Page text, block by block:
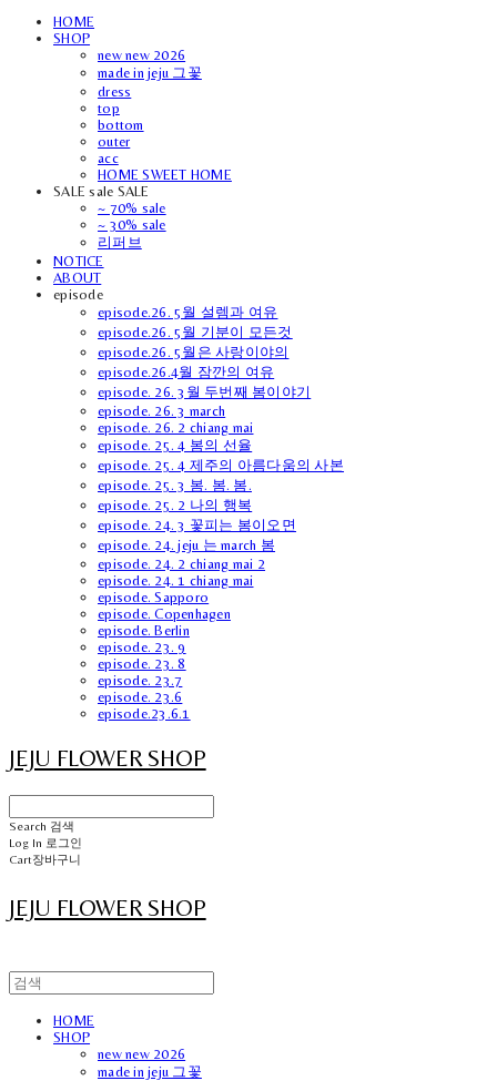
HOME
SHOP
new new 2026
made in jeju 그꽃
dress
top
bottom
outer
acc
HOME SWEET HOME
SALE sale SALE
~ 70% sale
~ 30% sale
리퍼브
NOTICE
ABOUT
episode
episode.26. 5월 설렘과 여유
episode.26. 5월 기분이 모든것
episode.26. 5월은 사랑이야의
episode.26.4월 잠깐의 여유
episode. 26. 3월 두번째 봄이야기
episode. 26. 3 march
episode. 26. 2 chiang mai
episode. 25. 4 봄의 선율
episode. 25. 4 제주의 아름다움의 사본
episode. 25. 3 봄. 봄. 봄.
episode. 25. 2 나의 행복
episode. 24. 3 꽃피는 봄이오면
episode. 24. jeju 는 march 봄
episode. 24. 2 chiang mai 2
episode. 24. 1 chiang mai
episode. Sapporo
episode. Copenhagen
episode. Berlin
episode. 23. 9
episode. 23. 8
episode. 23.7
episode. 23.6
episode.23.6.1
JEJU FLOWER SHOP
Search 검색
Log In 로그인
Cart장바구니
JEJU FLOWER SHOP
HOME
SHOP
new new 2026
made in jeju 그꽃